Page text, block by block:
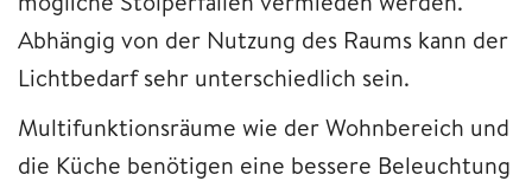
Abhängig von der Nutzung des Raums kann der
Lichtbedarf sehr unterschiedlich sein.
Multifunktionsräume wie der Wohnbereich und
die Küche benötigen eine bessere Beleuchtung